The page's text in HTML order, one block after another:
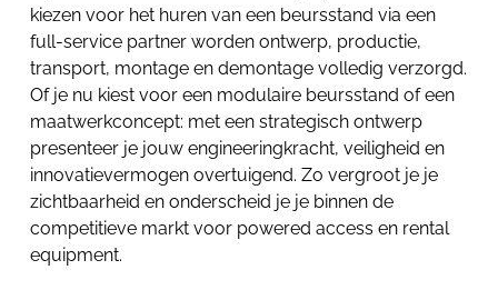
kiezen voor het huren van een beursstand via een
full-service partner worden ontwerp, productie,
transport, montage en demontage volledig verzorgd.
Of je nu kiest voor een modulaire beursstand of een
maatwerkconcept: met een strategisch ontwerp
presenteer je jouw engineeringkracht, veiligheid en
innovatievermogen overtuigend. Zo vergroot je je
zichtbaarheid en onderscheid je je binnen de
competitieve markt voor powered access en rental
equipment.